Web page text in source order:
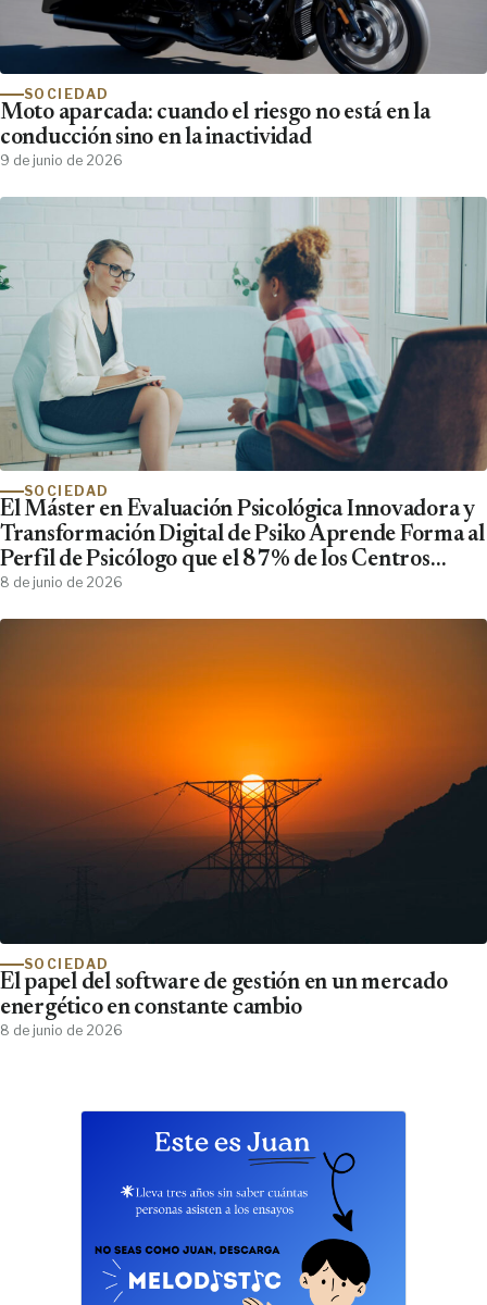
SOCIEDAD
Moto aparcada: cuando el riesgo no está en la
conducción sino en la inactividad
9 de junio de 2026
SOCIEDAD
El Máster en Evaluación Psicológica Innovadora y
Transformación Digital de Psiko Aprende Forma al
Perfil de Psicólogo que el 87% de los Centros
Clínicos Demanda y No Encuentra
8 de junio de 2026
SOCIEDAD
El papel del software de gestión en un mercado
energético en constante cambio
8 de junio de 2026